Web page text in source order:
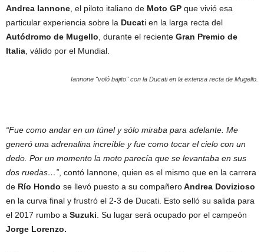
Andrea Iannone , el piloto italiano de Moto GP que vivió esa
particular experiencia sobre la Ducati en la larga recta del
Autódromo de Mugello , durante el reciente Gran Premio de
Italia , válido por el Mundial.
Iannone "voló bajito" con la Ducati en la extensa recta de Mugello.
“Fue como andar en un túnel y sólo miraba para adelante. Me
generó una adrenalina increíble y fue como tocar el cielo con un
dedo. Por un momento la moto parecía que se levantaba en sus
dos ruedas…” , contó Iannone, quien es el mismo que en la carrera
de Río Hondo se llevó puesto a su compañeroAndrea Dovizioso
en la curva final y frustró el 2-3 de Ducati. Esto selló su salida para
el 2017 rumbo a Suzuki . Su lugar será ocupado por el campeón
Jorge Lorenzo.